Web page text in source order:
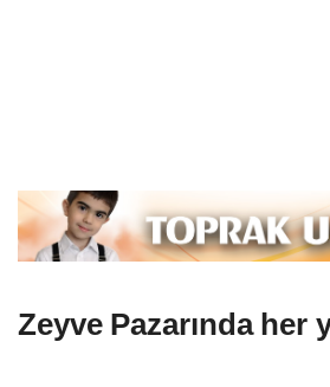
Zeyve Pazarında her